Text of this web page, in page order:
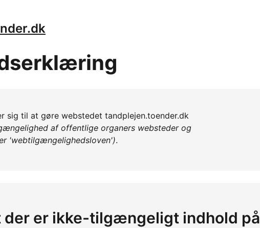
sig til at gøre webstedet tandplejen.toender.dk
af offentlige organers websteder og
'webtilgængelighedsloven').
der er ikke-tilgængeligt indhold på